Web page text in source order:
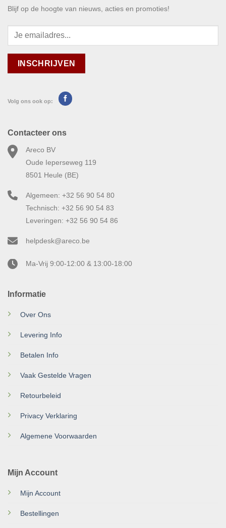
Blijf op de hoogte van nieuws, acties en promoties!
Volg ons ook op:
Informatie
Over Ons
Levering Info
Betalen Info
Vaak Gestelde Vragen
Retourbeleid
Privacy Verklaring
Algemene Voorwaarden
Mijn Account
Mijn Account
Bestellingen
Contacteer ons
Areco BV
Oude Ieperseweg 119
8501 Heule (BE)
Algemeen: +32 56 90 54 80
Technisch: +32 56 90 54 83
Leveringen: +32 56 90 54 86
helpdesk@areco.be
Ma-Vrij 9:00-12:00 & 13:00-18:00